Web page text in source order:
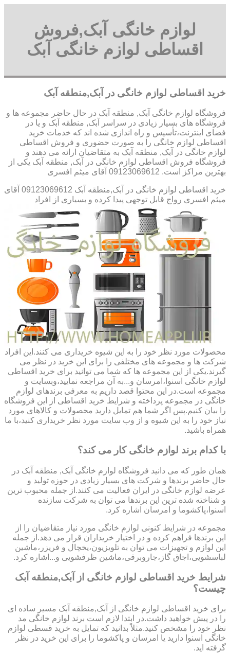
لوازم خانگی آبک,فروش
اقساطی لوازم خانگی آبک
خرید اقساطی لوازم خانگی در آبک,منطقه آبک
فروشگاه لوازم خانگی آبک, منطقه آبک در حال حاضر مجموعه ها و
فروشگاه های بسیار زیادی در سراسر آبک, منطقه آبک و یا در
فضای اینترنت،تأسیس و راه اندازی شده اند که خدمات خرید
اقساطی لوازم خانگی را به صورت حضوری و فروش اقساطی
لوازم خانگی در آبک, منطقه آبک به متقاضیان ارائه می دهند و
فروشگاه فروش اقساطی لوازم خانگی در آبک, منطقه آبک یکی از
بهترین مراکز است. 09123069612 آقای میثم افسری
خرید اقساطی لوازم خانگی در آبک,منطقه آبک 09123069612 آقای
میثم افسری رواج قابل توجهی پیدا کرده و بسیاری از افراد
محصولات مورد نظر خود را به این شیوه خریداری می کنند.این افراد
شرکت ها و مجموعه های مختلفی را برای این خرید در نظر می
گیرند.یکی از این مجموعه ها که شما می توانید برای خرید اقساطی
لوازم خانگی اسنوا،امرسان و...به آن مراجعه نمایید،وبسایت و
مجموعه است.در این محتوا قصد داریم به معرفی برندهای لوازم
خانگی در مجموعه پرداخته و شرایط خرید اقساطی از این فروشگاه
را بیان کنیم.پس اگر شما هم تمایل دارید محصولات و کالاهای مورد
نیاز خود را به این شیوه و از وب سایت مورد نظر خریداری کنید،با ما
همراه باشید.
با کدام برند لوازم خانگی کار می کند؟
همان طور که می دانید فروشگاه لوازم خانگی آبک, منطقه آبک در
حال حاضر برندها و شرکت های بسیار زیادی در حوزه تولید و
عرضه لوازم خانگی در ایران فعالیت می کنند.از جمله محبوب ترین
و شناخته شده ترین این برندها می توان به شرکت سازنده
اسنوا،پاکشوما و امرسان اشاره کرد.
مجموعه در شرایط کنونی لوازم خانگی مورد نیاز متقاضیان را از
این برندها فراهم کرده و در اختیار خریداران قرار می دهد.از جمله
این لوازم و تجهیزات می توان به تلویزیون،یخچال و فریزر،ماشین
لباسشویی،اجاق گاز،جاروبرقی،ماشین ظرفشویی و...اشاره کرد.
شرایط خرید اقساطی لوازم خانگی از آبک,منطقه آبک
چیست؟
برای خرید اقساطی لوازم خانگی از آبک,منطقه آبک مسیر ساده ای
را در پیش خواهید داشت.در ابتدا لازم است برند لوازم خانگی مد
نظر خود را مشخص کنید.مثلاً بدانید که تمایل به خرید قسطی لوازم
خانگی اسنوا دارید یا امرسان و پاکشوما را برای این خرید در نظر
گرفته اید.